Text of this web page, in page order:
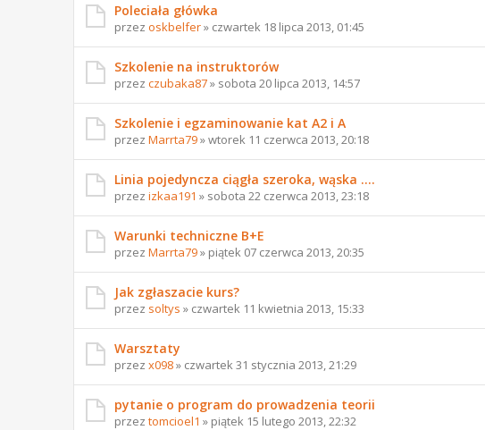
Poleciała główka
przez oskbelfer» czwartek 18 lipca 2013, 01:45
Szkolenie na instruktorów
przez czubaka87» sobota 20 lipca 2013, 14:57
Szkolenie i egzaminowanie kat A2 i A
przez Marrta79» wtorek 11 czerwca 2013, 20:18
Linia pojedyncza ciągła szeroka, wąska ....
przez izkaa191 » sobota 22 czerwca 2013, 23:18
Warunki techniczne B+E
przez Marrta79» piątek 07 czerwca 2013, 20:35
Jak zgłaszacie kurs?
przez soltys » czwartek 11 kwietnia 2013, 15:33
Warsztaty
przez x098» czwartek 31 stycznia 2013, 21:29
pytanie o program do prowadzenia teorii
przez tomcioel1 » piątek 15 lutego 2013, 22:32